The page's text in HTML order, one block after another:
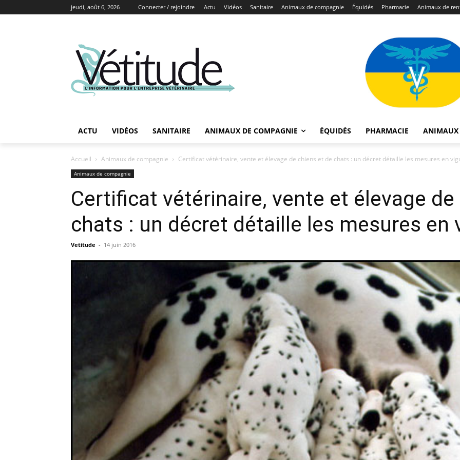
jeudi, août 6, 2026 Connecter / rejoindre Actu Vidéos Sanitaire Animaux de compagnie Équidés Pharmacie Animaux de
ACTU VIDÉOS SANITAIRE ANIMAUX DE COMPAGNIE ÉQUIDÉS PHARMACIE ANIMAUX
Accueil Animaux de compagnie Certificat vétérinaire, vente et élevage de chiens et de chats : un décret détaille les mesures en
Animaux de compagnie
Certificat vétérinaire, vente et élevage
chats : un décret détaille les mesures en
Vetitude - 14 juin 2016